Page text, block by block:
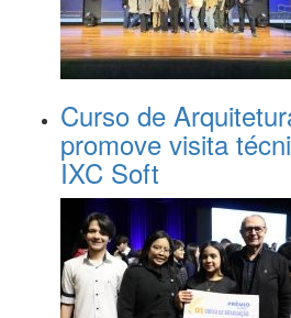
Curso de
promove visita
IXC Soft